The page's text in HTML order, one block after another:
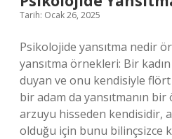
Tarih: Ocak 26, 2025
Psikolojide yansıtma nedir
yansıtma örnekleri: Bir
duyan ve onu kendisiyle
bir adam da yansıtmanın bir
arzuyu hisseden kendisidir,
olduğu için bunu bilinçsizce